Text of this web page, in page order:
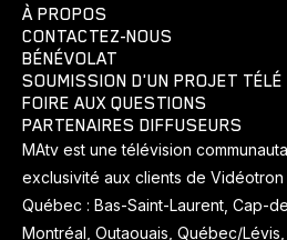
À PROPOS
CONTACTEZ-NOUS
BÉNÉVOLAT
SOUMISSION D'UN PROJET TÉLÉ
FOIRE AUX QUESTIONS
PARTENAIRES DIFFUSEURS
MAtv est une télévision
exclusivité aux clients de
Québec : Bas-Saint-Laurent, Cap-
Montréal, Outaouais, Québec/